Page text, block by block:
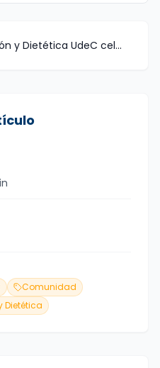
y Dietética UdeC cel...
Comunidad
Dietética